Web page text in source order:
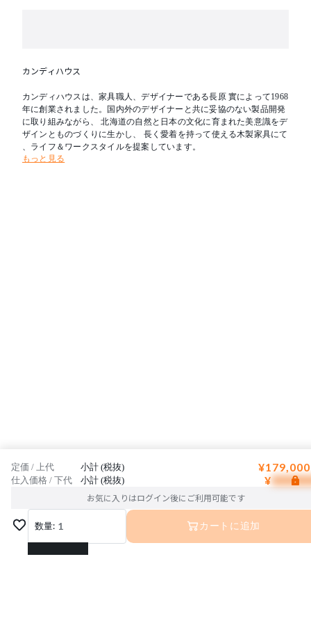
カンディハウス
カンディハウスは、家具職人、デザイナーである長原 實によって1968
年に創業されました。国内外のデザイナーと共に妥協のない製品開発
に取り組みながら、 北海道の自然と日本の文化に育まれた美意識をデ
ザインとものづくりに生かし、 長く愛着を持って使える木製家具にて
、ライフ＆ワークスタイルを提案しています。
もっと見る
定価 / 上代 小計 (税抜)
仕入価格 / 下代 小計 (税抜) ¥
お気に入りはログイン後にご利用可能です
数量: 1
1
カートに追加